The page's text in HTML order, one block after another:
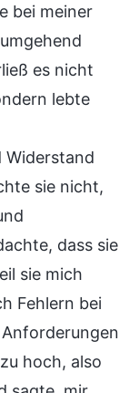
bei meiner
es nicht
lebte
Widerstand
sie nicht,
dass sie
sie mich
Fehlern bei
hoch, also